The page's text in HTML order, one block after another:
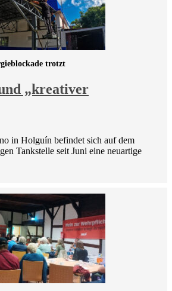
„kreativer
trotzt
in Holguín befindet sich auf dem
Tankstelle seit Juni eine neuartige